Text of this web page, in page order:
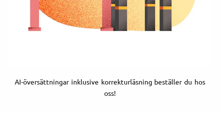
AI-översättningar inklusive korrekturläsning beställer du hos
oss!